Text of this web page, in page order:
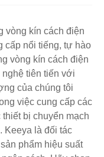
vòng kín cách điện
cấp nổi tiếng, tự hào
vòng kín cách điện
tiên tiến với
của chúng tôi
việc cung cấp các
bị chuyển mạch
Keeya là đối tác
phẩm hiệu suất